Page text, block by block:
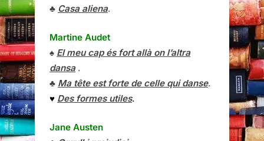
♣ Casa aliena.
Martine Audet
♠ El meu cap és fort allà on l’altra
dansa.
♣ Ma tête est forte de celle qui danse.
♥ Des formes utiles.
Jane Austen